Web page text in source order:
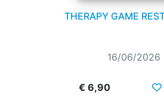
THERAPY GAME
16/06/2026
€ 6,90